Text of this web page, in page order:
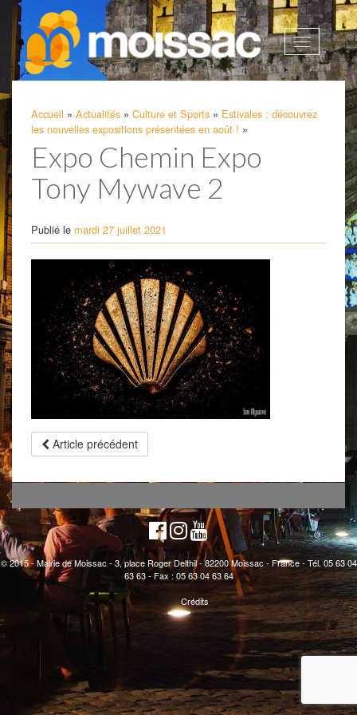
Afficher
la
Accueil » Actualités » Culture et Sports » Estivales : découvrez
les nouvelles expositions présentées en août ! »
Expo Chemin Expo
Tony Mywave 2
Publié le mardi 27 juillet 2021
Article précédent
© 2015 - Mairie de Moissac - 3, place Roger Delthil - 82200 Moissac - France - Tél. 05 63 04
63 63 - Fax : 05 63 04 63 64
Crédits